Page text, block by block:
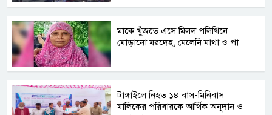
মাকে খুঁজতে এসে মিলল পলিথিনে
মোড়ানো মরদেহ, মেলেনি মাথা ও পা
টাঙ্গাইলে নিহত ১৪ বাস-মিনিবাস
মালিকের পরিবারকে আর্থিক অনুদান ও